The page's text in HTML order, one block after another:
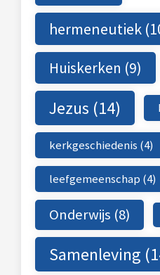
hermeneutiek
Huiskerken (9)
Jezus (14)
kerkgeschiedenis (4)
leefgemeenschap (4)
Onderwijs (8)
Samenleving